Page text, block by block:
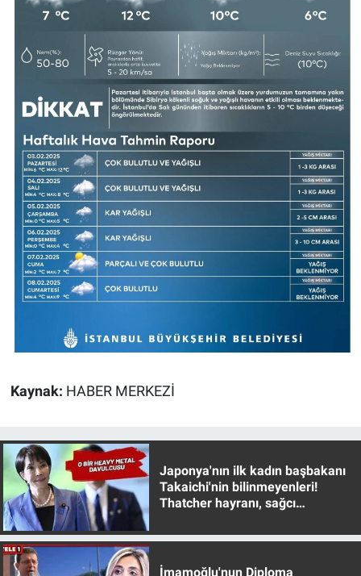
Kaynak: HABER MERKEZİ
Japonya'nın ilk kadın başbakanı
Takaichi'nin bilinmeyenleri!
Thatcher hayranı, sağcı
İmamoğlu'nun Diploma
Spor
Teknoloji
Türkiye'nin Geleceği
Türkiye'nin Gündemi
Yerel Gündem
Yerel Yaşam
Canlı Yayın